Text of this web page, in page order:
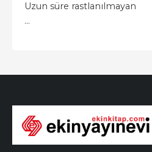
Uzun süre rastlanılmayan
...